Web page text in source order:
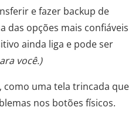
e fazer backup de
opções mais confiáveis
ainda liga e pode ser
você.)
como uma tela trincada que
nos botões físicos.